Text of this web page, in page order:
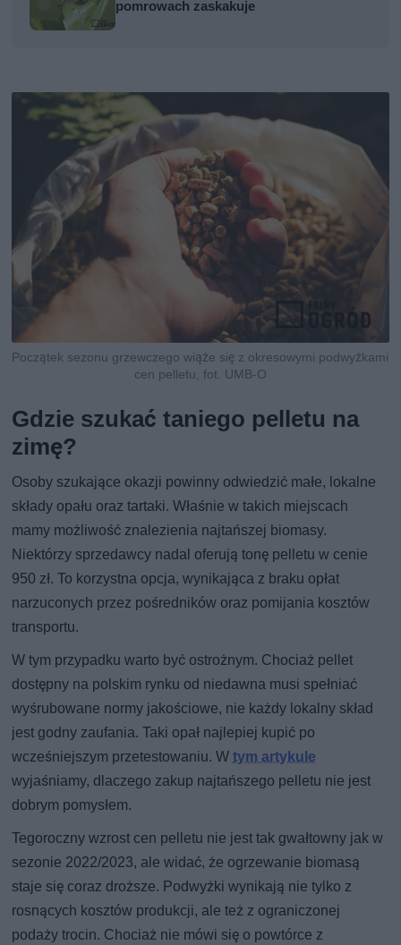
pomrowach zaskakuje
Początek sezonu grzewczego wiąże się z okresowymi podwyżkami
cen pelletu, fot. UMB-O
Gdzie szukać taniego pelletu na
zimę?
Osoby szukające okazji powinny odwiedzić małe, lokalne
składy opału oraz tartaki. Właśnie w takich miejscach
mamy możliwość znalezienia najtańszej biomasy.
Niektórzy sprzedawcy nadal oferują tonę pelletu w cenie
950 zł. To korzystna opcja, wynikająca z braku opłat
narzuconych przez pośredników oraz pomijania kosztów
transportu.
W tym przypadku warto być ostrożnym. Chociaż pellet
dostępny na polskim rynku od niedawna musi spełniać
wyśrubowane normy jakościowe, nie każdy lokalny skład
jest godny zaufania. Taki opał najlepiej kupić po
wcześniejszym przetestowaniu. Wtym artykule
wyjaśniamy, dlaczego zakup najtańszego pelletu nie jest
dobrym pomysłem.
Tegoroczny wzrost cen pelletu nie jest tak gwałtowny jak w
sezonie 2022/2023, ale widać, że ogrzewanie biomasą
staje się coraz droższe. Podwyżki wynikają nie tylko z
rosnących kosztów produkcji, ale też z ograniczonej
podaży trocin. Chociaż nie mówi się o powtórce z